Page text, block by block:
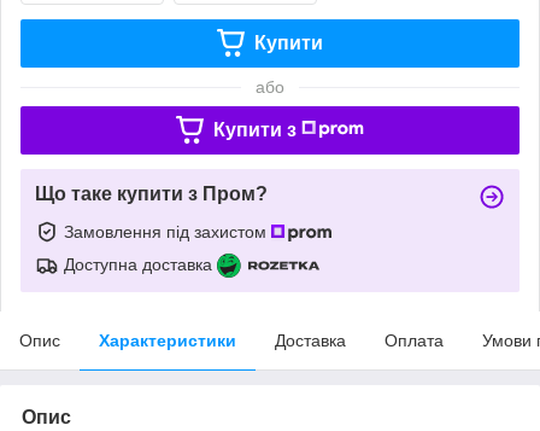
Купити
або
Купити з
Що таке купити з Пром?
Замовлення під захистом
Доступна доставка
Опис Характеристики Доставка Оплата Умови
Опис